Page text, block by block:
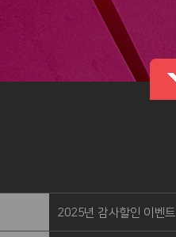
2025년 감사할인 이벤트